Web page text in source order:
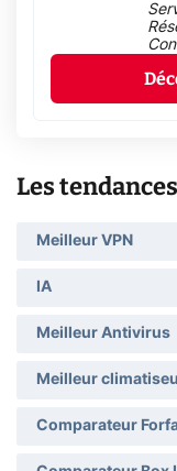
Les tendances
Meilleur VPN
IA
Meilleur Antivirus
Meilleur
Comparateur